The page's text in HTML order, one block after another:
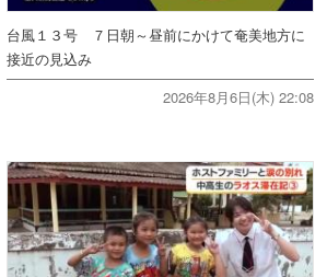
台風１３号 ７日朝～昼前にかけて奄美地方に
接近の見込み
2026年8月6日(木) 22:08